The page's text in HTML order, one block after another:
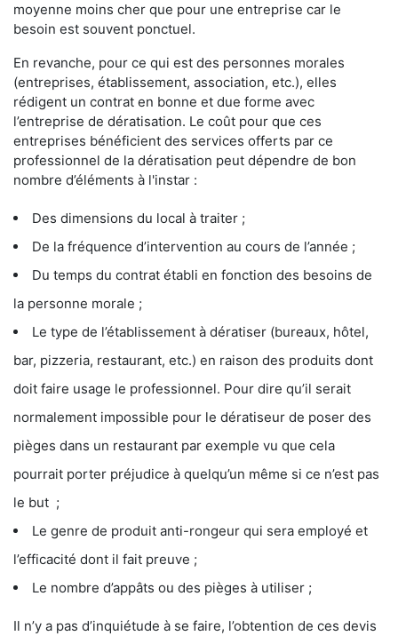
moyenne moins cher que pour une entreprise car le
besoin est souvent ponctuel.
En revanche, pour ce qui est des personnes morales
(entreprises, établissement, association, etc.), elles
rédigent un contrat en bonne et due forme avec
l’entreprise de dératisation. Le coût pour que ces
entreprises bénéficient des services offerts par ce
professionnel de la dératisation peut dépendre de bon
nombre d’éléments à l'instar :
Des dimensions du local à traiter ;
De la fréquence d’intervention au cours de l’année ;
Du temps du contrat établi en fonction des besoins de
la personne morale ;
Le type de l’établissement à dératiser (bureaux, hôtel,
bar, pizzeria, restaurant, etc.) en raison des produits dont
doit faire usage le professionnel. Pour dire qu’il serait
normalement impossible pour le dératiseur de poser des
pièges dans un restaurant par exemple vu que cela
pourrait porter préjudice à quelqu’un même si ce n’est pas
le but ;
Le genre de produit anti-rongeur qui sera employé et
l’efficacité dont il fait preuve ;
Le nombre d’appâts ou des pièges à utiliser ;
Il n’y a pas d’inquiétude à se faire, l’obtention de ces devis